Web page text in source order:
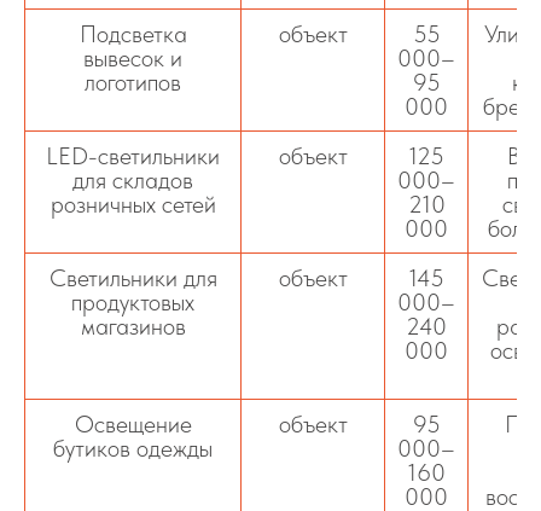
Подсветка
вывесок и
логотипов
объект
55
000–
95
000
LED-светильники
для складов
розничных сетей
объект
125
000–
210
000
Светильники для
продуктовых
магазинов
объект
145
000–
240
000
Свет
Освещение
бутиков одежды
объект
95
000–
160
000